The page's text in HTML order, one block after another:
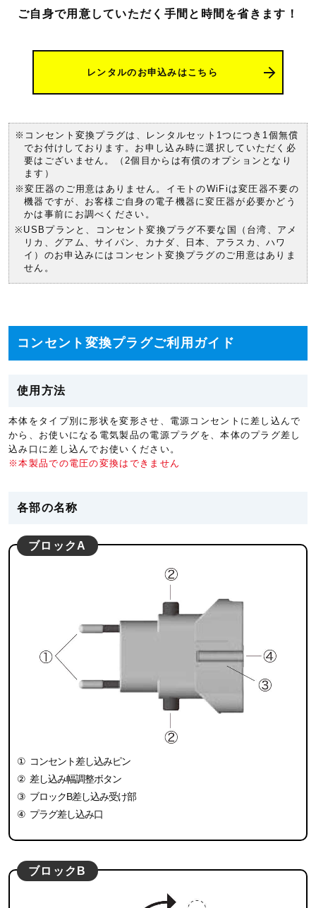
ご自身で用意していただく手間と時間を省きます！
レンタルのお申込みはこちら
※コンセント変換プラグは、レンタルセット1つにつき1個無償
でお付けしております。お申し込み時に選択していただく必
要はございません。（2個目からは有償のオプションとなり
ます）
※変圧器のご用意はありません。イモトのWiFiは変圧器不要の
機器ですが、お客様ご自身の電子機器に変圧器が必要かどう
かは事前にお調べください。
※USBプランと、コンセント変換プラグ不要な国（台湾、アメ
リカ、グアム、サイパン、カナダ、日本、アラスカ、ハワ
イ）のお申込みにはコンセント変換プラグのご用意はありま
せん。
コンセント変換プラグご利用ガイド
使用方法
本体をタイプ別に形状を変形させ、電源コンセントに差し込んで
から、お使いになる電気製品の電源プラグを、本体のプラグ差し
込み口に差し込んでお使いください。
※本製品での電圧の変換はできません
各部の名称
ブロックA
① コンセント差し込みピン
② 差し込み幅調整ボタン
③ ブロックB差し込み受け部
④ プラグ差し込み口
ブロックB